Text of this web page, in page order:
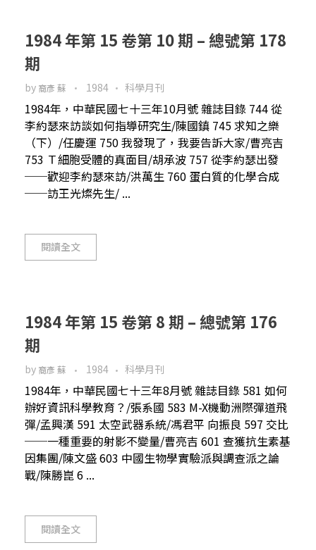
1984 年第 15 卷第 10 期 – 總號第 178
期
by 裔彥 蘇 1984 科學月刊
1984年，中華民國七十三年10月號 雜誌目錄 744 從
李約瑟來訪談如何指導研究生/陳國鎮 745 求知之樂
（下）/任慶運 750 我發現了，我要告訴大家/曹亮吉
753 Ｔ細胞受體的真面目/胡承波 757 從李約瑟出發
──歡迎李約瑟來訪/洪萬生 760 蛋白質的化學合成
──訪王光燦先生/ ...
閱讀全文
1984 年第 15 卷第 8 期 – 總號第 176
期
by 裔彥 蘇 1984 科學月刊
1984年，中華民國七十三年8月號 雜誌目錄 581 如何
辦好資訊科學教育？/張系國 583 M-X機動洲際彈道飛
彈/孟興漢 591 太空武器系統/馮君平 向振良 597 交比
──一種重要的射影不變量/曹亮吉 601 查獲抗生素基
因集團/陳文盛 603 中國生物學實驗派與調查派之論
戰/陳勝崑 6 ...
閱讀全文